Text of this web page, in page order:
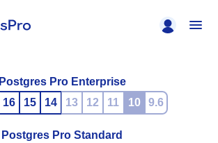
Postgres Pro Enterprise
16 15 14 13 12 11 10 9.6
Postgres Pro Standard